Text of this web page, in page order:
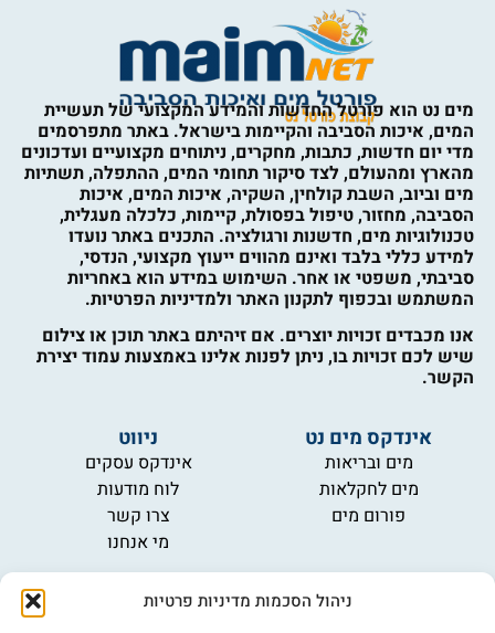
ניהול הסכמות מדיניות פרטיות
מים נט הוא פורטל החדשות והמידע המקצועי של תעשיית
המים, איכות הסביבה והקיימות בישראל. באתר מתפרסמים
מדי יום חדשות, כתבות, מחקרים, ניתוחים מקצועיים ועדכונים
מהארץ ומהעולם, לצד סיקור תחומי המים, ההתפלה, תשתיות
מים וביוב, השבת קולחין, השקיה, איכות המים, איכות
הסביבה, מחזור, טיפול בפסולת, קיימות, כלכלה מעגלית,
טכנולוגיות מים, חדשנות ורגולציה. התכנים באתר נועדו
למידע כללי בלבד ואינם מהווים ייעוץ מקצועי, הנדסי,
סביבתי, משפטי או אחר. השימוש במידע הוא באחריות
המשתמש ובכפוף לתקנון האתר ולמדיניות הפרטיות.
אנו מכבדים זכויות יוצרים. אם זיהיתם באתר תוכן או צילום
שיש לכם זכויות בו, ניתן לפנות אלינו באמצעות עמוד יצירת
הקשר.
אינדקס מים נט
מים ובריאות
מים לחקלאות
פורום מים
ניווט
אינדקס עסקים
לוח מודעות
צרו קשר
מי אנחנו
מידע
תקנון